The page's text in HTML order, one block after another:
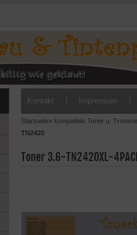
Kontakt Impressum
Startseite» kompatible Toner u.
TN2420
Toner 3.6-TN2420XL-